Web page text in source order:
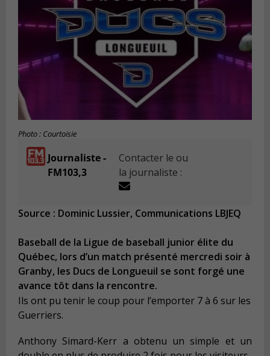
Photo : Courtoisie
Journaliste -
FM103,3
Contacter le ou
la journaliste :
Source : Dominic Lussier, Communications LBJEQ
Baseball de la Ligue de baseball junior élite du
Québec, lors d’un match présenté mercredi soir à
Granby, les Ducs de Longueuil se sont forgé une
avance tôt dans la rencontre.
Ils ont pu tenir le coup pour l’emporter 7 à 6 sur les
Guerriers.
Anthony Simard-Kerr a obtenu un simple et un